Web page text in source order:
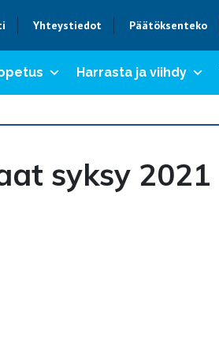
Yhteystiedot Päätöksenteko
Harrasta ja viihdy
syksy 2021